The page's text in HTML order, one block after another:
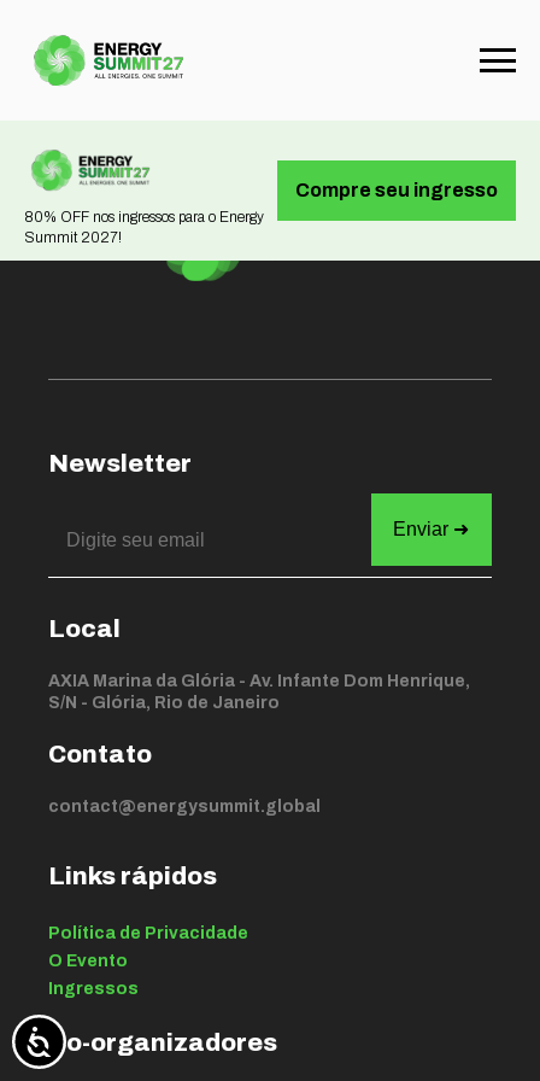
80% OFF nos ingressos para o Energy
Summit 2027!
Compre seu ingresso
Not found
Newsletter
Local
AXIA Marina da Glória - Av. Infante Dom Henrique,
S/N - Glória, Rio de Janeiro
Contato
contact@energysummit.global
Links rápidos
Política de Privacidade
O Evento
Ingressos
Co-organizadores